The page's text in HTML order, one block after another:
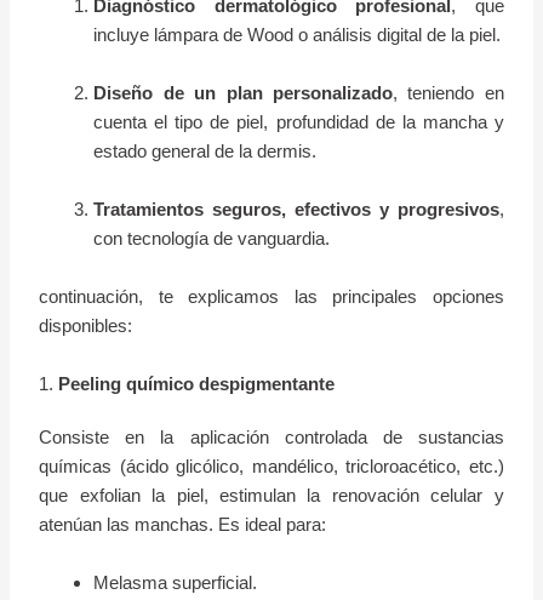
Diagnóstico dermatológico profesional , que
incluye lámpara de Wood o análisis digital de la piel.
Diseño de un plan personalizado, teniendo en
cuenta el tipo de piel, profundidad de la mancha y
estado general de la dermis.
Tratamientos seguros, efectivos y progresivos,
con tecnología de vanguardia.
continuación, te explicamos las principales opciones
disponibles:
1. Peeling químico despigmentante
Consiste en la aplicación controlada de sustancias
químicas (ácido glicólico, mandélico, tricloroacético, etc.)
que exfolian la piel, estimulan la renovación celular y
atenúan las manchas. Es ideal para:
Melasma superficial.